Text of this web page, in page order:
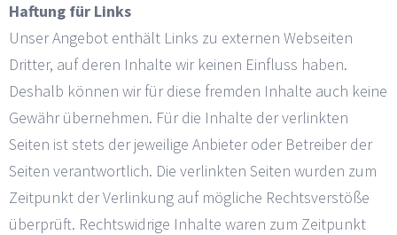
Haftung für Links
Unser Angebot enthält Links zu externen Webseiten
Dritter, auf deren Inhalte wir keinen Einfluss haben.
Deshalb können wir für diese fremden Inhalte auch keine
Gewähr übernehmen. Für die Inhalte der verlinkten
Seiten ist stets der jeweilige Anbieter oder Betreiber der
Seiten verantwortlich. Die verlinkten Seiten wurden zum
Zeitpunkt der Verlinkung auf mögliche Rechtsverstöße
überprüft. Rechtswidrige Inhalte waren zum Zeitpunkt